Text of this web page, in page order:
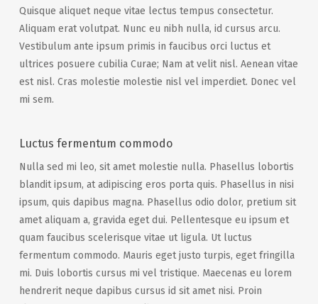
Quisque aliquet neque vitae lectus tempus consectetur.
Aliquam erat volutpat. Nunc eu nibh nulla, id cursus arcu.
Vestibulum ante ipsum primis in faucibus orci luctus et
ultrices posuere cubilia Curae; Nam at velit nisl. Aenean vitae
est nisl. Cras molestie molestie nisl vel imperdiet. Donec vel
mi sem.
Luctus fermentum commodo
Nulla sed mi leo, sit amet molestie nulla. Phasellus lobortis
blandit ipsum, at adipiscing eros porta quis. Phasellus in nisi
ipsum, quis dapibus magna. Phasellus odio dolor, pretium sit
amet aliquam a, gravida eget dui. Pellentesque eu ipsum et
quam faucibus scelerisque vitae ut ligula. Ut luctus
fermentum commodo. Mauris eget justo turpis, eget fringilla
mi. Duis lobortis cursus mi vel tristique. Maecenas eu lorem
hendrerit neque dapibus cursus id sit amet nisi. Proin